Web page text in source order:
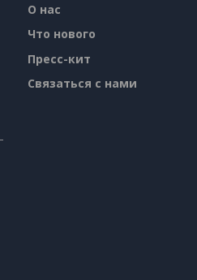
О нас
Что нового
Пресс-кит
Связаться с нами